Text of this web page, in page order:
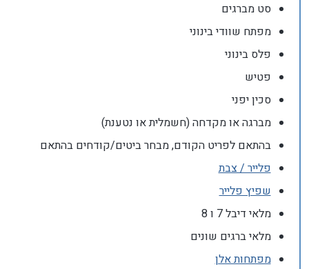
סט מברגים
מפתח שוודי בינוני
פלס בינוני
פטיש
סכין יפני
מברגה או מקדחה (חשמלית או נטענת)
בהתאם לפריט הקודם, מבחר ביטים/קודחים בהתאם
פלייר / צבת
שפיץ פלייר
מלאי דיבל 7 ו 8
מלאי ברגים שונים
מפתחות אלן